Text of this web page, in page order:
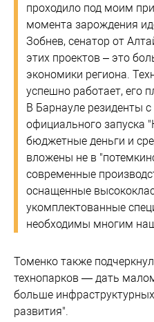
проходило под моим
момента зарождения
Зобнев, сенатор от
этих проектов – это
экономики региона.
успешно работает, его
В Барнауле резиденты
официального запуска
бюджетные деньги и
вложены не в
современные
оснащенные
укомплектованные
необходимы многим
Томенко также
технопарков — дать
больше
развития".